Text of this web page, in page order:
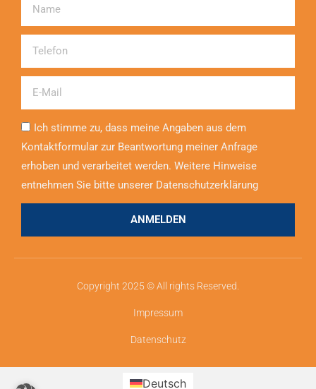
Telefon
Ich stimme zu, dass meine Angaben aus dem
Kontaktformular zur Beantwortung meiner Anfrage
erhoben und verarbeitet werden. Weitere Hinweise
entnehmen Sie bitte unserer Datenschutzerklärung
ANMELDEN
Copyright 2025 © All rights Reserved.
Impressum
Datenschutz
Deutsch